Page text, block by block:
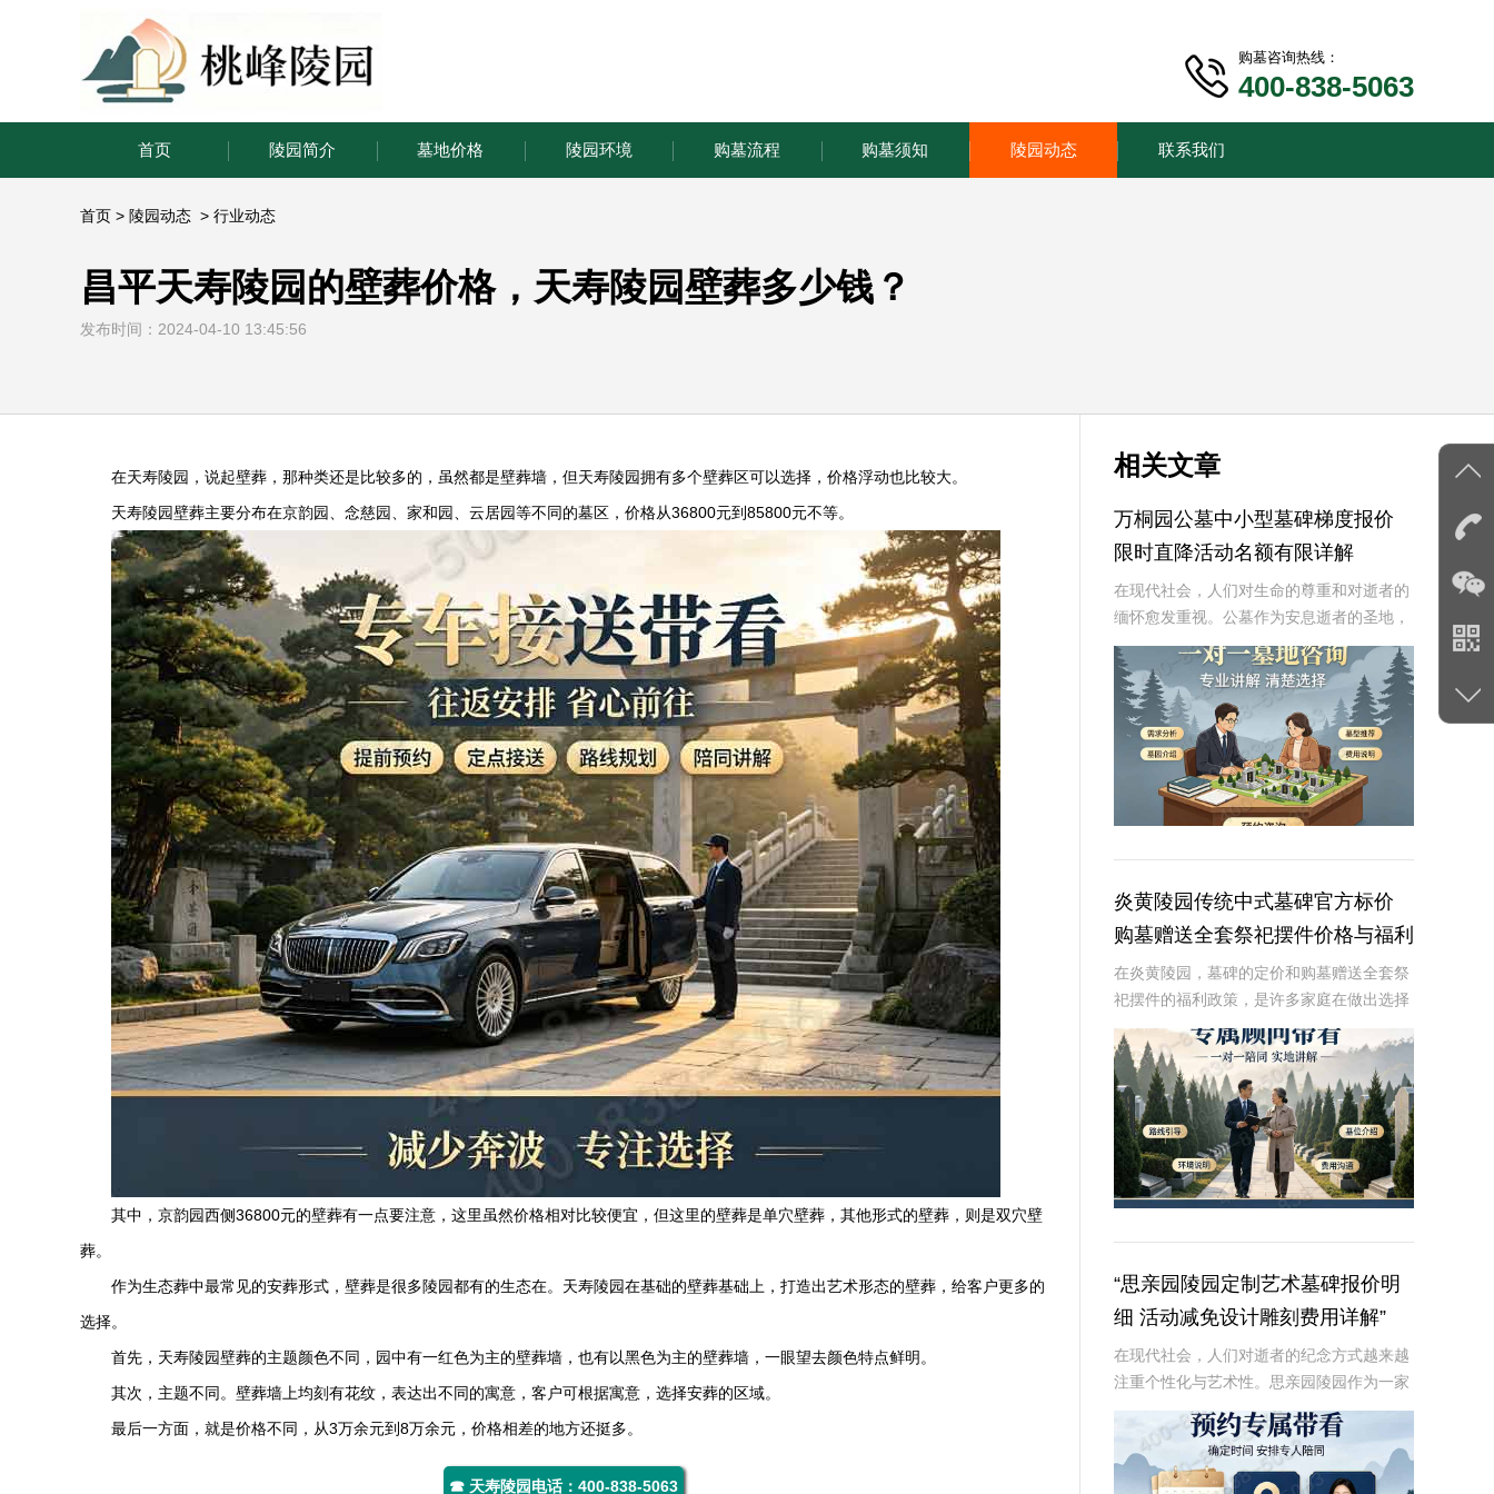
购墓咨询热线：
400-838-5063
首页 陵园简介 墓地价格 陵园环境 购墓流程 购墓须知 陵园动态 联系我们
首页 > 陵园动态 > 行业动态
昌平天寿陵园的壁葬价格，天寿陵园壁葬多少钱？
发布时间：2024-04-10 13:45:56
在天寿陵园 ，说起壁葬，那种类还是比较多的，虽然都是壁葬墙，但天寿陵园拥有多个壁葬区可以选择，价格浮动也比较大。
天寿陵园壁葬主要分布在京韵园、念慈园、家和园、云居园等不同的墓区，价格从36800元到85800元不等。
其中，京韵园西侧36800元的壁葬有一点要注意，这里虽然价格相对比较便宜，但这里的壁葬是单穴壁葬，其他形式的壁葬，则是双穴壁
葬。
作为生态葬中最常见的安葬形式，壁葬是很多陵园都有的生态在。天寿陵园在基础的壁葬基础上，打造出艺术形态的壁葬，给客户更多的
选择。
首先，天寿陵园壁葬的主题颜色不同，园中有一红色为主的壁葬墙，也有以黑色为主的壁葬墙，一眼望去颜色特点鲜明。
其次，主题不同。壁葬墙上均刻有花纹，表达出不同的寓意，客户可根据寓意，选择安葬的区域。
最后一方面，就是价格不同，从3万余元到8万余元，价格相差的地方还挺多。
☎ 天寿陵园电话：400-838-5063
相关文章
万桐园公墓中小型墓碑梯度报价
限时直降活动名额有限详解
在现代社会，人们对生命的尊重和对逝者的
缅怀愈发重视。公墓作为安息逝者的圣地，
其墓碑的选择不仅是对逝者的纪念，也是生
者情感的寄托。万桐园公墓作为一家知名的
大型公墓，一直致力于提供高品质、个性化
的墓碑服务
炎黄陵园传统中式墓碑官方标价
购墓赠送全套祭祀摆件价格与福利
深度解析
在炎黄陵园，墓碑的定价和购墓赠送全套祭
祀摆件的福利政策，是许多家庭在做出选择
时的重要考虑因素。本文将从专业角度深入
解析这些内容，为读者提供有价值、信息丰
富的信息。☎ 炎黄陵园电话:400-838-50
“思亲园陵园定制艺术墓碑报价明
细 活动减免设计雕刻费用详解”
在现代社会，人们对逝者的纪念方式越来越
注重个性化与艺术性。思亲园陵园作为一家
专业的陵园服务提供商，推出了定制艺术墓
碑服务，以满足客户对逝者的特殊纪念需
求。本文将详细介绍思亲园陵园定制艺术墓
碑的报价明细